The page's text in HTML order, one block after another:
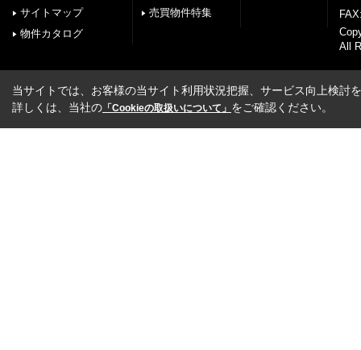
サイトマップ
物件カタログ
売買物件特集
All
当サイトでは、お客様の当サイト利用状況把握、サービス向上検討
詳しくは、当社の 「Cookieの取扱いについて」 をご確認ください。